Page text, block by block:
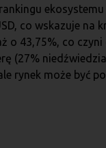
co wskazuje na
o 43,75%, co
(27%
rynek może być